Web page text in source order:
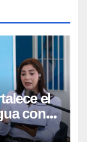
el
con
La Mora